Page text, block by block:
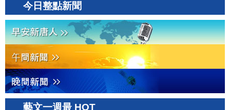
今日整點新聞
藝文一週最 HOT